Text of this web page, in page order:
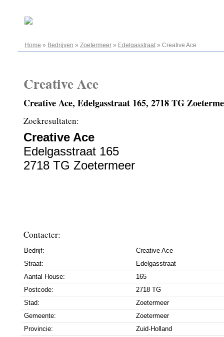
Home » Bedrijven » Zoetermeer » Edelgasstraat» Creative Ace
Creative Ace
Creative Ace, Edelgasstraat 165, 2718 TG
Zoekresultaten:
Creative Ace
Edelgasstraat 165
2718 TG Zoetermeer
Contacter:
Bedrijf:
Creative Ace
Straat:
Edelgasstraat
Aantal House:
165
Postcode:
2718 TG
Stad:
Zoetermeer
Gemeente:
Zoetermeer
Provincie:
Zuid-Holland